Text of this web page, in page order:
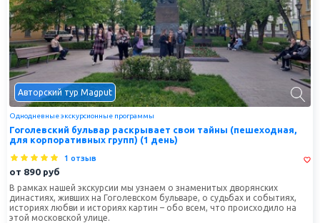
Авторский тур Magput
Однодневные экскурсионные программы
Гоголевский бульвар раскрывает свои тайны (пешеходная,
для корпоративных групп) (1 день)
1 отзыв
от 890 руб
В рамках нашей экскурсии мы узнаем о знаменитых дворянских
династиях, живших на Гоголевском бульваре, о судьбах и событиях,
историях любви и историях картин – обо всем, что происходило на
этой московской улице.